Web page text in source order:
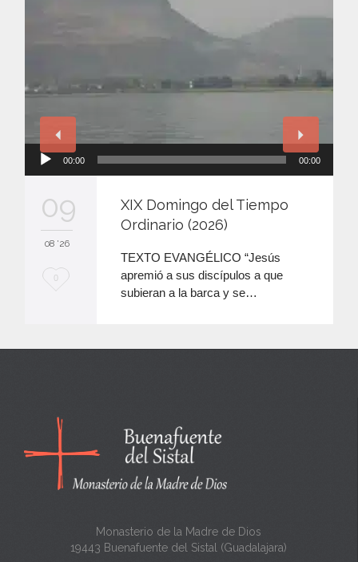
00:00 00:00
09
08 '26
M
n
a
0
XIX Domingo del Tiempo
Ordinario (2026)
TEXTO EVANGÉLICO “Jesús
apremió a sus discípulos a que
subieran a la barca y se…
Monasterio de la Madre de Dios
19443 Buenafuente del Sistal (Guadalajara)